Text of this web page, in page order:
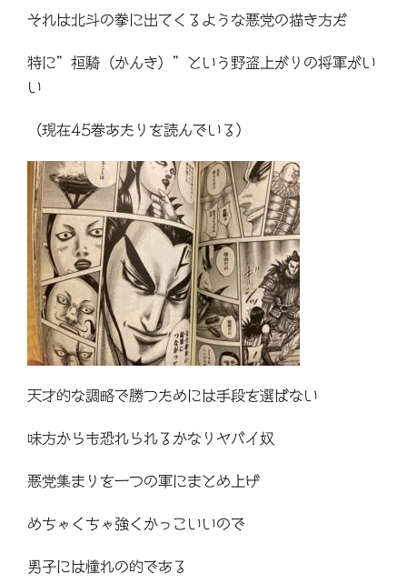
それは北斗の拳に出てくるような悪党の描き方だ
特に”桓騎（かんき）”という野盗上がりの将軍がい
い
（現在45巻あたりを読んでいる）
天才的な調略で勝つためには手段を選ばない
味方からも恐れられるかなりヤバイ奴
悪党集まりを一つの軍にまとめ上げ
めちゃくちゃ強くかっこいいので
男子には憧れの的である